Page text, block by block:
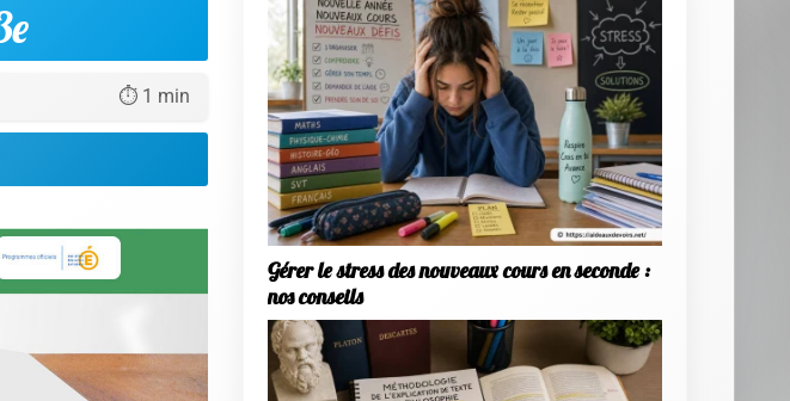
⏱️ 1 min
Gérer le stress des nouveaux cours en seconde :
nos conseils